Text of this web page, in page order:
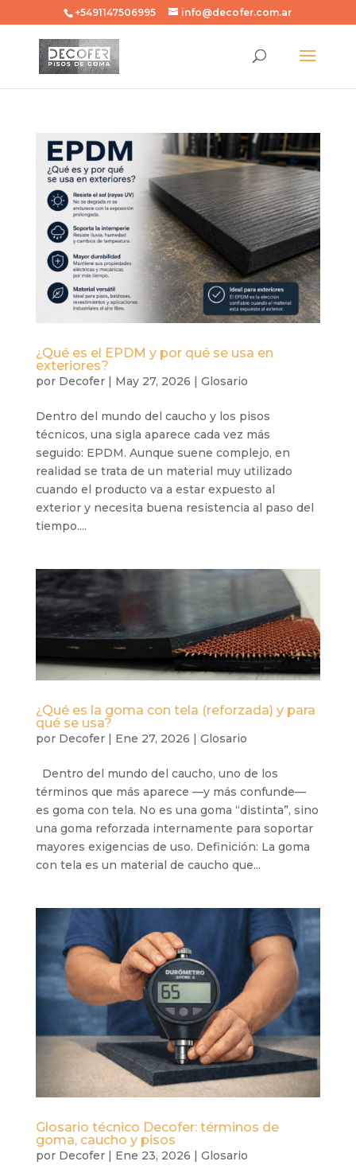
+5491147506995 info@decofer.com.ar
¿Qué es el EPDM y por qué se usa en
exteriores?
por Decofer| May 27, 2026 | Glosario
Dentro del mundo del caucho y los pisos
técnicos, una sigla aparece cada vez más
seguido: EPDM. Aunque suene complejo, en
realidad se trata de un material muy utilizado
cuando el producto va a estar expuesto al
exterior y necesita buena resistencia al paso del
tiempo....
¿Qué es la goma con tela (reforzada) y para
qué se usa?
por Decofer| Ene 27, 2026 | Glosario
Dentro del mundo del caucho, uno de los
términos que más aparece —y más confunde—
es goma con tela. No es una goma “distinta”, sino
una goma reforzada internamente para soportar
mayores exigencias de uso. Definición: La goma
con tela es un material de caucho que...
Glosario técnico Decofer: términos de
goma, caucho y pisos
por Decofer| Ene 23, 2026 Glosario